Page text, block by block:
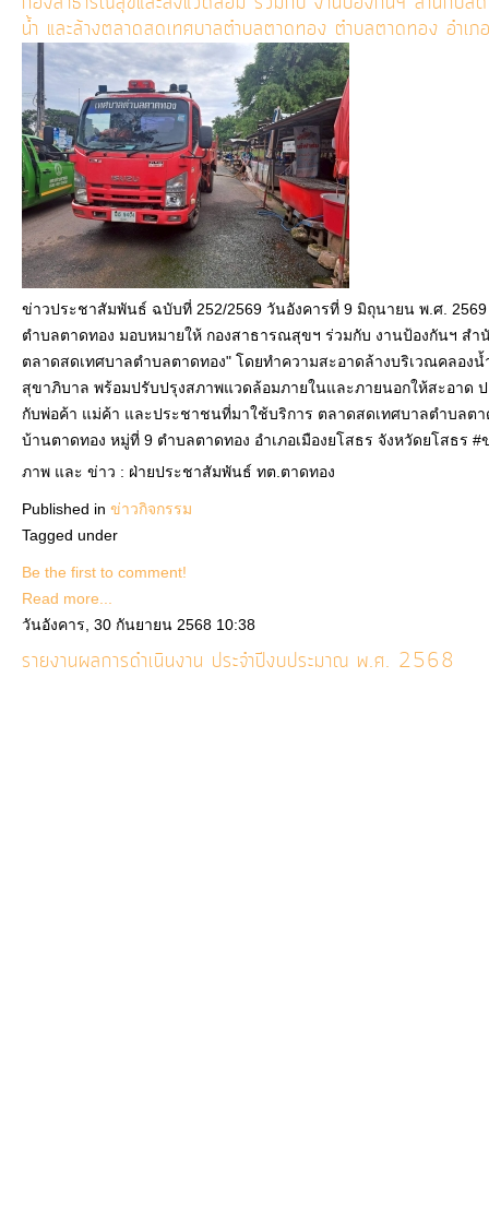
น้ำ และล้างตลาดสดเทศบาลตำบลตาดทอง ตำบลตาดทอง อำเภ
ข่าวประชาสัมพันธ์ ฉบับที่ 252/2569 วันอังคารที่ 9 มิถุนายน พ.ศ.
ตำบลตาดทอง มอบหมายให้ กองสาธารณสุขฯ ร่วมกับ งานป้องกันฯ ส
ตลาดสดเทศบาลตำบลตาดทอง" โดยทำความสะอาดล้างบริเวณคลอง
สุขาภิบาล พร้อมปรับปรุงสภาพแวดล้อมภายในและภายนอกให้สะอาด
กับพ่อค้า แม่ค้า และประชาชนที่มาใช้บริการ ตลาดสดเทศบาลตำบล
บ้านตาดทอง หมู่ที่ 9 ตำบลตาดทอง อำเภอเมืองยโสธร จังหวัดยโสธร
ภาพ และ ข่าว : ฝ่ายประชาสัมพันธ์ ทต.ตาดทอง
Published in ข่าวกิจกรรม
Tagged under
Be the first to comment!
Read more...
วันอังคาร, 30 กันยายน 2568 10:38
รายงานผลการดำเนินงาน ประจำปีงบประมาณ พ.ศ. 2568